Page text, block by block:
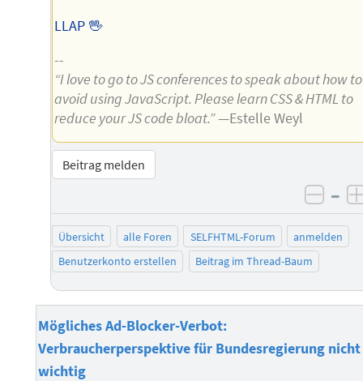
LLAP 🖖
--
“I love to go to JS conferences to speak about how to
avoid using JavaScript. Please learn CSS & HTML to
reduce your JS code bloat.”—Estelle Weyl
Beitrag melden
–
Übersicht alle Foren SELFHTML-Forum
anmelden
Benutzerkonto erstellen
Beitrag im Thread-Baum
Mögliches Ad-Blocker-Verbot:
Verbraucherperspektive für Bundesregierung nicht
wichtig